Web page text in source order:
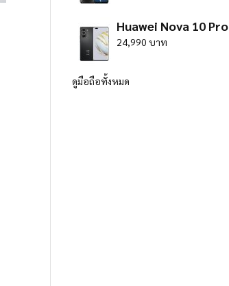
Huawei Nova 10 Pro
24,990 บาท
ดูมือถือทั้งหมด